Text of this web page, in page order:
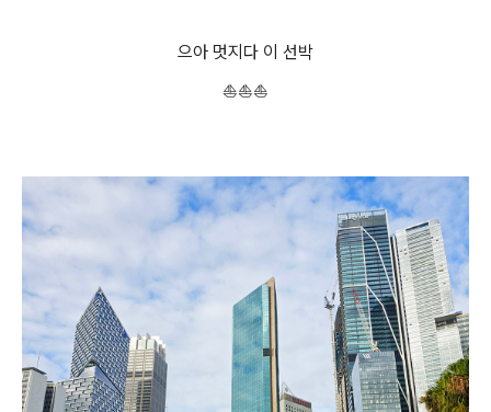
으아 멋지다 이 선박
⛵⛵⛵